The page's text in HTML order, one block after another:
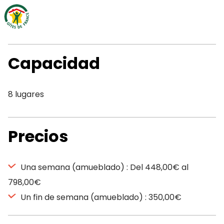
Capacidad
8 lugares
Precios
Una semana (amueblado) : Del 448,00€ al
798,00€
Un fin de semana (amueblado) : 350,00€